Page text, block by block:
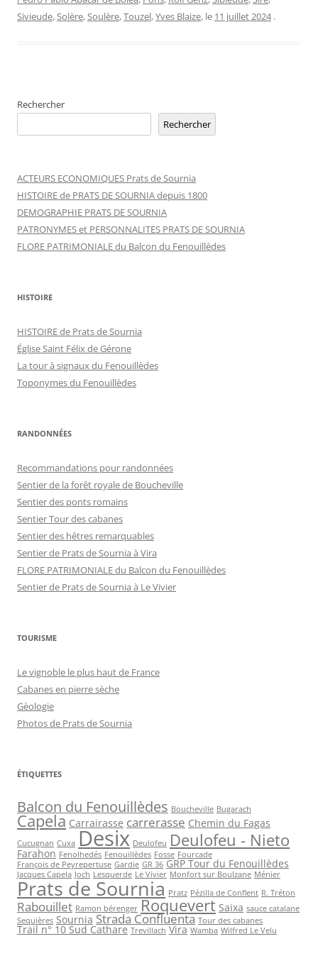
Sivieude,Solère,Soulère,Touzel,Yves Blaize, le 11 juillet 2024 .
Rechercher
Rechercher
ACTEURS ECONOMIQUES Prats de Sournia
HISTOIRE de PRATS DE SOURNIA depuis 1800
DEMOGRAPHIE PRATS DE SOURNIA
PATRONYMES et PERSONNALITES PRATS DE SOURNIA
FLORE PATRIMONIALE du Balcon du Fenouillèdes
HISTOIRE
HISTOIRE de Prats de Sournia
Église Saint Félix de Gérone
La tour à signaux du Fenouillèdes
Toponymes du Fenouillèdes
RANDONNÉES
Recommandations pour randonnées
Sentier de la forêt royale de Boucheville
Sentier des ponts romains
Sentier Tour des cabanes
Sentier des hêtres remarquables
Sentier de Prats de Sournia à Vira
FLORE PATRIMONIALE du Balcon du Fenouillèdes
Sentier de Prats de Sournia à Le Vivier
TOURISME
Le vignoble le plus haut de France
Cabanes en pierre sèche
Gèologie
Photos de Prats de Sournia
ÉTIQUETTES
Balcon du Fenouillèdes Boucheville Bugarach
Capela Carrairasse carrerasse Chemin du Fagas
Cucugnan Cuxa Desix Deulofeu Deulofeu - Nieto
Farahon Fenolhedés Fenouillèdes Fosse Fourcade
François de Peyrepertuse Gardie GR 36 GRP Tour du Fenouillèdes
Jacques Capela Joch Lesquerde Le Vivier Monfort sur Boulzane Ménier
Prats de Sournia Pratz Pézilla de Conflent R. Tréton
Rabouillet Ramon bérenger Roquevert Saixa sauce catalane
Sequières Sournia Strada Confluenta Tour des cabanes
Trail n° 10 Sud Cathare Trevillach Vira Wamba Wilfred Le Velu